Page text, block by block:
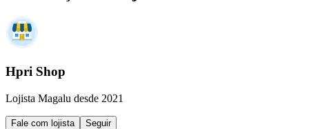
Hpri Shop
Lojista Magalu desde 2021
Fale com lojista Seguir